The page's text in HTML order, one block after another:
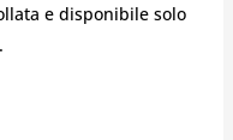
e disponibile solo